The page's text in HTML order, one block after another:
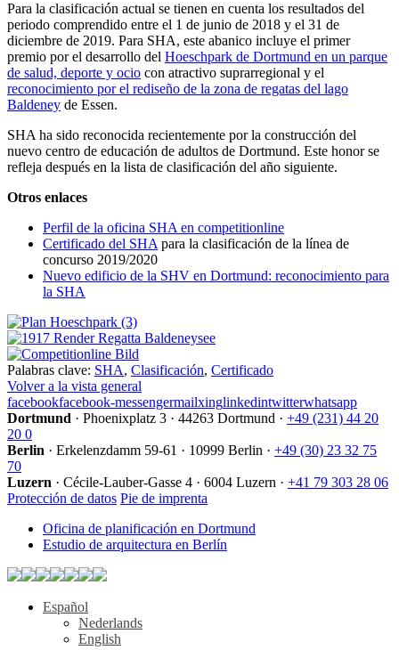
Para la clasificación actual se tienen en cuenta los resultados del
periodo comprendido entre el 1 de junio de 2018 y el 31 de
diciembre de 2019. Para SHA, este abanico incluye el primer
premio por el desarrollo del Hoeschpark de Dortmund en un parque
de salud, deporte y ocio con atractivo suprarregional y el
reconocimiento por el rediseño de la zona de regatas del lago
Baldeney de Essen.
SHA ha sido reconocida recientemente por la construcción del
nuevo centro de educación de adultos de Dortmund. Este honor se
refleja después en la lista de clasificación del año siguiente.
Otros enlaces
Perfil de la oficina SHA en competitionline
Certificado del SHA para la clasificación de la línea de
concurso 2019/2020
Nuevo edificio de la SHV en Dortmund: reconocimiento para
la SHA
Palabras clave: SHA, Clasificación, Certificado
Volver a la vista general
facebookfacebook-messengermailxinglinkedintwitterwhatsapp
Dortmund · Phoenixplatz 3 · 44263 Dortmund · +49 (231) 44 20
20 0
Berlin · Erkelenzdamm 59-61 · 10999 Berlin · +49 (30) 23 32 75
70
Luzern · Cécile-Lauber-Gasse 4 · 6004 Luzern · +41 79 303 28 06
Protección de datos Pie de imprenta
Oficina de planificación en Dortmund
Estudio de arquitectura en Berlín
Español
Nederlands
English